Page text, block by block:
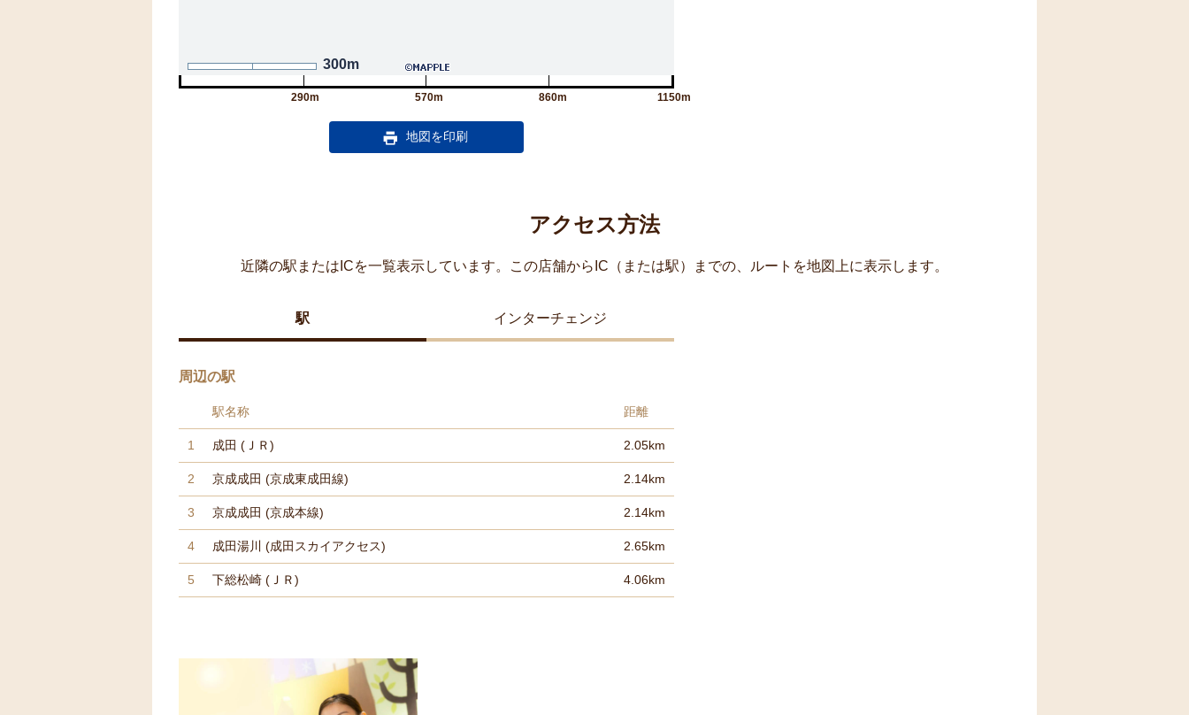
300m
290m 570m 860m 1150m
アクセス方法
近隣の駅またはICを一覧表示しています。この店舗からIC（または駅）までの、ルートを地図上に表示します。
駅 インターチェンジ
周辺の駅
駅名称 距離
1 成田 (ＪＲ) 2.05km
2 京成成田 (京成東成田線) 2.14km
3 京成成田 (京成本線) 2.14km
4 成田湯川 (成田スカイアクセス) 2.65km
5 下総松崎 (ＪＲ) 4.06km